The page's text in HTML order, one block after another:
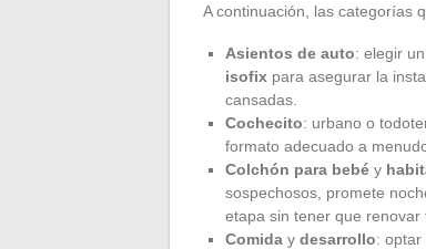
A continuación, las categorías
Asientos de auto: elegir
isofix para asegurar la
cansadas.
Cochecito: urbano o
formato adecuado a
Colchón para bebé y
sospechosos, promete
etapa sin tener que renovar
Comida y desarrollo: optar